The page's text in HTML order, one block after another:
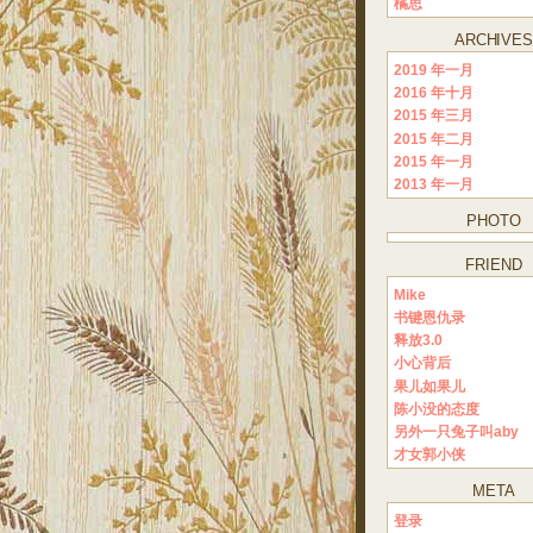
ARCHIVES
2019 年一月
2016 年十月
2015 年三月
2015 年二月
2015 年一月
2013 年一月
PHOTO
FRIEND
Mike
书键恩仇录
释放3.0
小心背后
果儿如果儿
陈小没的态度
另外一只兔子叫aby
才女郭小侠
META
登录